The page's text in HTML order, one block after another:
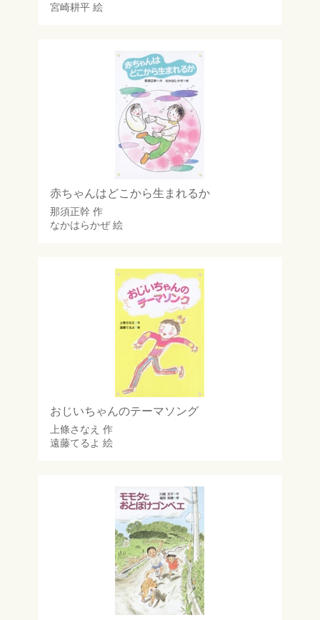
宮崎耕平絵
赤ちゃんはどこから生まれるか
那須正幹 作
なかはらかぜ絵
おじいちゃんのテーマソング
上條さなえ 作
遠藤てるよ 絵